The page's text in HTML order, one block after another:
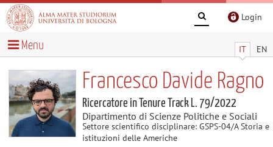
Login
IT EN
Menu
Francesco Davide Ragno
Ricercatore in Tenure Track L. 79/2022
Dipartimento di Scienze Politiche e Sociali
Settore scientifico disciplinare: GSPS-04/A Storia e
istituzioni delle Americhe